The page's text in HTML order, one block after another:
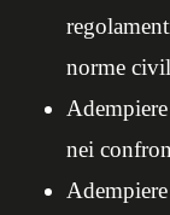
norme
nei